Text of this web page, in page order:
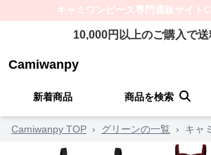
キャミワンピース専門通販サイト
10,000円以上のご購入で
Camiwanpy
新着商品 商品を検索
Camiwanpy TOP › グリーンの一覧 › キャ